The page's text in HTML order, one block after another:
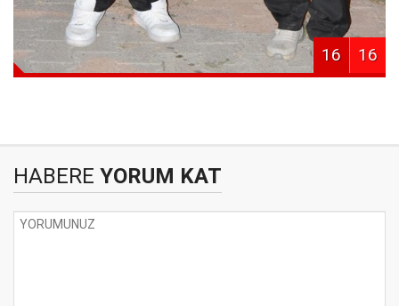
16 16
HABERE YORUM KAT